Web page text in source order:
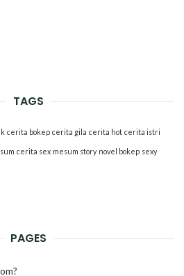
TAGS
cerita bokep cerita gila cerita hot cerita istri
cerita sex mesum story novel bokep sexy
PAGES